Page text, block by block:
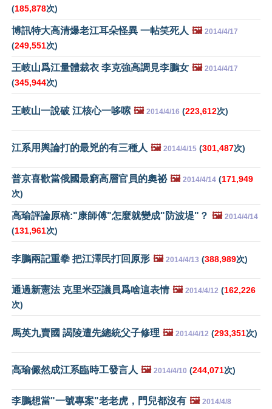
(185,878次)
博訊特大高清爆老江耳朵怪異 一帖笑死人 🖼️ 2014/4/17
(249,551次)
王岐山爲江量體裁衣 李克強高調見李鵬女 🖼️ 2014/4/17
(345,944次)
王岐山一說破 江核心一哆嗦 🖼️ 2014/4/16 (223,612次)
江系用輿論打的最兇的有三種人 🖼️ 2014/4/15 (301,487次)
普京喜歡當俄國最窮高層官員的奧祕 🖼️ 2014/4/14 (171,949
次)
高瑜評論原稿:"康師傅"怎麼就變成"防波堤"？ 🖼️ 2014/4/14
(131,961次)
李鵬兩記重拳 把江澤民打回原形 🖼️ 2014/4/13 (388,989次)
通過新憲法 克里米亞議員爲啥這表情 🖼️ 2014/4/12 (162,226
次)
馬英九賣國 謁陵遭先總統父子修理 🖼️ 2014/4/12 (293,351次)
高瑜儼然成江系臨時工發言人 🖼️ 2014/4/10 (244,071次)
李鵬想當"一號專案"老老虎，門兒都沒有 🖼️ 2014/4/8